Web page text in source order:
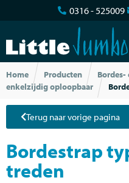
0316 - 525009
Home Producten
enkelzijdig oploopbaar
Terug naar vorige pagina
Bordestrap
treden